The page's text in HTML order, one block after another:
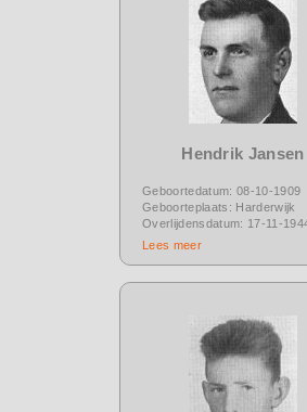
Hendrik Jansen
Geboortedatum: 08-10-1909
Geboorteplaats: Harderwijk
Overlijdensdatum: 17-11-
Lees meer